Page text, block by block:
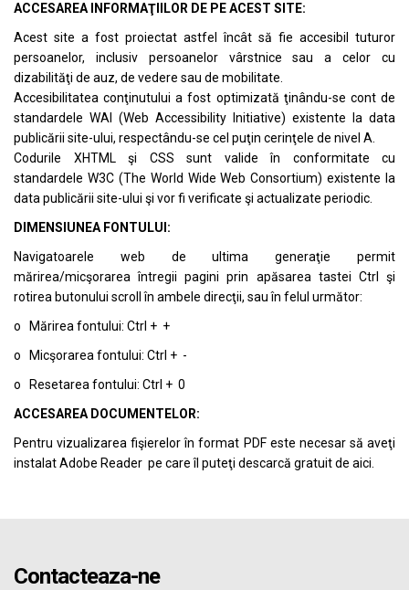
ACCESAREA INFORMAŢIILOR DE PE ACEST SITE:
Acest site a fost proiectat astfel încât să fie accesibil tuturor
persoanelor, inclusiv persoanelor vârstnice sau a celor cu
dizabilităţi de auz, de vedere sau de mobilitate.
Accesibilitatea conţinutului a fost optimizată ţinându-se cont de
standardele WAI (Web Accessibility Initiative) existente la data
publicării site-ului, respectându-se cel puţin cerinţele de nivel A.
Codurile XHTML şi CSS sunt valide în conformitate cu
standardele W3C (The World Wide Web Consortium) existente la
data publicării site-ului şi vor fi verificate şi actualizate periodic.
DIMENSIUNEA FONTULUI:
Navigatoarele web de ultima generaţie permit
mărirea/micşorarea întregii pagini prin apăsarea tastei Ctrl şi
rotirea butonului scroll în ambele direcţii, sau în felul următor:
o Mărirea fontului: Ctrl + +
o Micşorarea fontului: Ctrl + -
o Resetarea fontului: Ctrl + 0
ACCESAREA DOCUMENTELOR:
Pentru vizualizarea fişierelor în format PDF este necesar să aveţi
instalat Adobe Reader pe care îl puteţi descarcă gratuit de aici.
Contacteaza-ne